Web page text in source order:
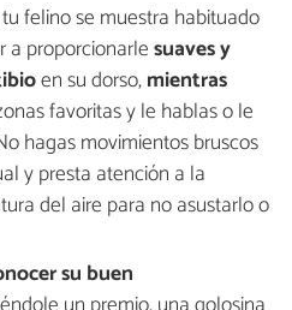
felino se muestra habituado
a proporcionarlesuaves y
en su dorso,mientras
favoritas y le hablas o le
hagas movimientos bruscos
y presta atención a la
del aire para no asustarlo o
su buen